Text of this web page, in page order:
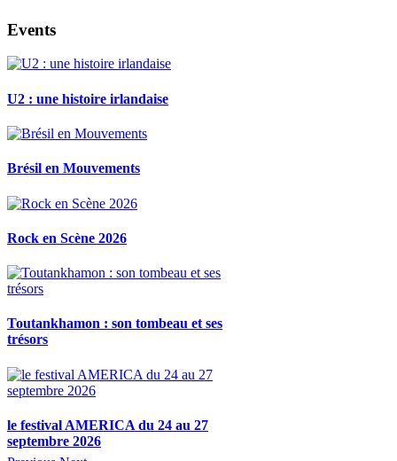
Events
U2 : une histoire irlandaise
Brésil en Mouvements
Rock en Scène 2026
Toutankhamon : son tombeau et ses
trésors
le festival AMERICA du 24 au 27
septembre 2026